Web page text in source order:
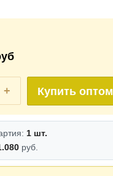
+ Купить оптом
1 шт.
руб.